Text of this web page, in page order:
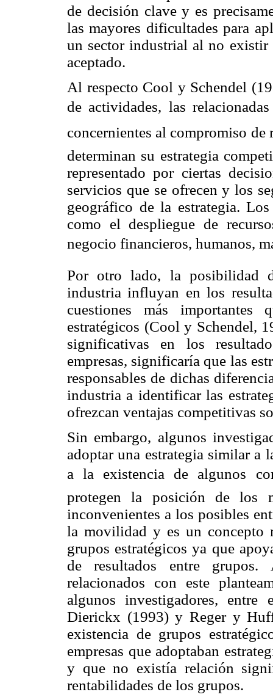
de decisión clave y es
las mayores dificultades para
un sector industrial al no
aceptado.
Al respecto Cool y Schendel
de actividades, las
concernientes al compromiso de
determinan su estrategia
representado por ciertas
servicios que se ofrecen y los
geográfico de la estrategia.
como el despliegue de
negocio financieros, humanos,
Por otro lado, la posibilidad
industria influyan en los
cuestiones más importantes
estratégicos (Cool y Schendel,
significativas en los
empresas, significaría que las
responsables de dichas
industria a identificar las
ofrezcan ventajas competitivas
Sin embargo, algunos
adoptar una estrategia similar a
a la existencia de algunos
protegen la posición de los
inconvenientes a los posibles
la movilidad y es un concepto
grupos estratégicos ya que
de resultados entre grupos.
relacionados con este
algunos investigadores,
Dierickx (1993) y Reger y
existencia de grupos
empresas que adoptaban
y que no existía relación
rentabilidades de los grupos.